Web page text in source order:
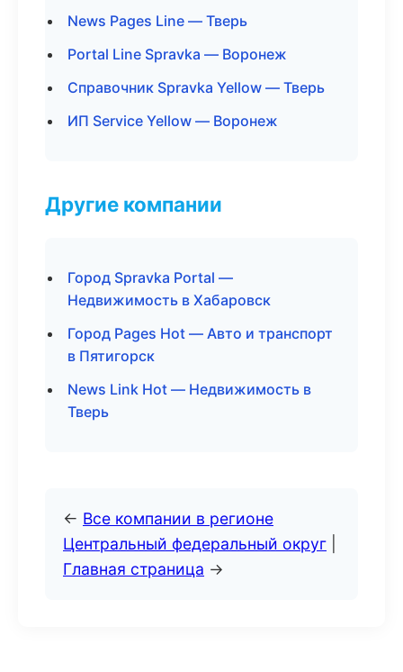
News Pages Line — Тверь
Portal Line Spravka — Воронеж
Справочник Spravka Yellow — Тверь
ИП Service Yellow — Воронеж
Другие компании
Город Spravka Portal —
Недвижимость в Хабаровск
Город Pages Hot — Авто и транспорт
в Пятигорск
News Link Hot — Недвижимость в
Тверь
← Все компании в регионе
Центральный федеральный округ
Главная страница →